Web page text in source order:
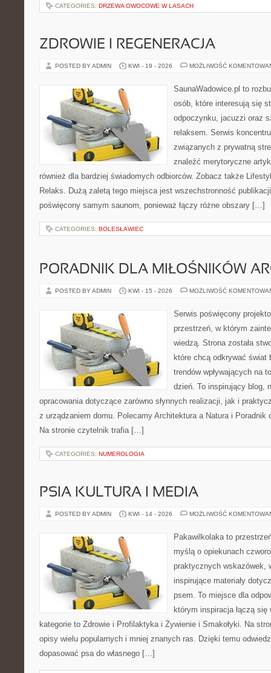
CATEGORIES: DRZEWA OWOCOWE W LASACH
ZDROWIE I REGENERACJA
POSTED BY ADMIN KWI - 19 - 2026 MOŻLIWOŚĆ
SaunaWadowice.pl to
osób, które interesują się
odpoczynku, jacuzzi oraz
relaksem. Serwis
związanych z prywatną
znaleźć merytoryczne
również dla bardziej świadomych odbiorców. Zobacz także
Relaks. Dużą zaletą tego miejsca jest wszechstronność
poświęcony samym saunom, ponieważ łączy różne obszary […]
CATEGORIES: BOLESŁAWIEC
PORADNIK DLA MIŁOŚNIKÓW
POSTED BY ADMIN KWI - 15 - 2026 MOŻLIWOŚĆ
Serwis poświęcony
przestrzeń, w którym
wiedzą. Strona została
które chcą odkrywać świat
trendów wpływających na
dzień. To inspirujący blog,
opracowania dotyczące zarówno słynnych realizacji, jak i
z urządzaniem domu. Polecamy Architektura a Natura i Poradnik
Na stronie czytelnik trafia […]
CATEGORIES: NUMEROLOGIA
PSIA KULTURA I MEDIA
POSTED BY ADMIN KWI - 14 - 2026 MOŻLIWOŚĆ
Pakawilkolaka to
myślą o opiekunach
praktycznych wskazówek,
inspirujące materiały
psem. To miejsce dla
którym inspiracja łączą się
kategorie to Zdrowie i Profilaktyka i Żywienie i Smakołyki. Na
opisy wielu popularnych i mniej znanych ras. Dzięki temu
dopasować psa do własnego […]